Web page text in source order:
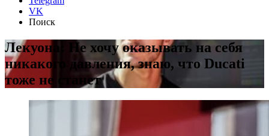
VK
Поиск
Лекуона: Не хочу оказывать на себя
никакого давления, знаю, что Ducati
тоже не станет